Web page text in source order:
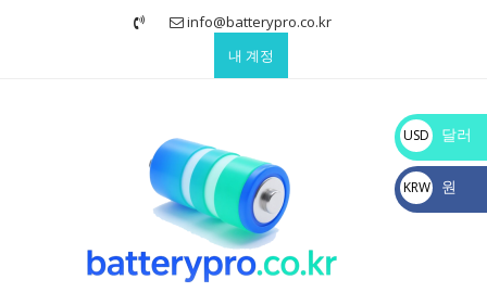
info@batterypro.co.kr
내 계정
USD
$
달러
KRW
₩
원